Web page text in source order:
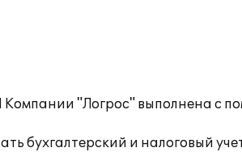
Компании "Логрос" выполнена с
бухгалтерский и налоговый